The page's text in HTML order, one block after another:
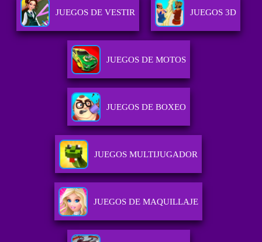
JUEGOS DE VESTIR JUEGOS 3D
JUEGOS DE MOTOS
JUEGOS DE BOXEO
JUEGOS MULTIJUGADOR
JUEGOS DE MAQUILLAJE